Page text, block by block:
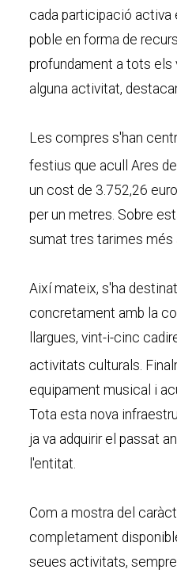
cada participació activa
poble en forma de
profundament a tots els
alguna activitat,
Les compres s'han
festius que acull Ares
un cost de 3.752,26
per un metres. Sobre
sumat tres tarimes més
Així mateix, s'ha
concretament amb la
llargues, vint-i-cinc
activitats culturals.
equipament musical i
Tota esta nova
ja va adquirir el passat
l'entitat.
Com a mostra del
completament
seues activitats,